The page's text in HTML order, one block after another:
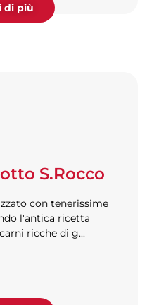
di più
S.Rocco
con tenerissime
l'antica ricetta
ricche di g...